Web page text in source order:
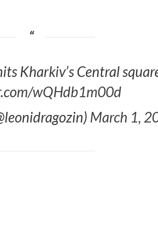
Kharkiv’s Central
wQHdb1m00d
March 1,